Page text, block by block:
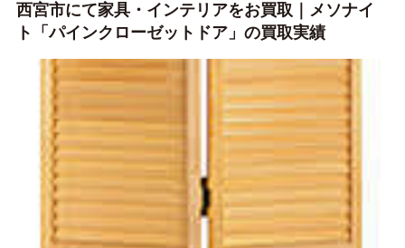
西宮市にて家具・インテリアをお買取｜メソナイ
ト「パインクローゼットドア」の買取実績